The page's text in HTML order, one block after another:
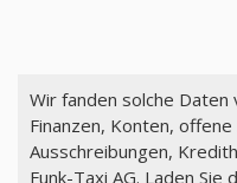
Wir fanden solche Daten
Finanzen, Konten,
Ausschreibungen,
Funk-Taxi AG. Laden